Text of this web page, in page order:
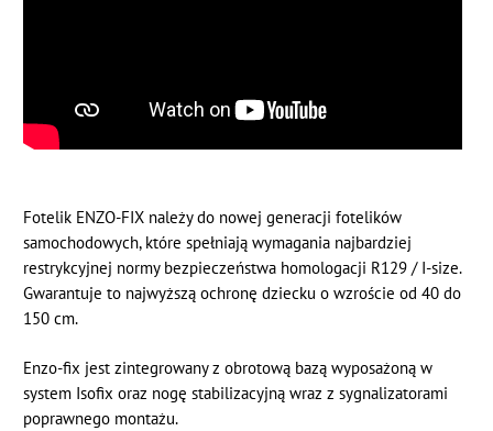
Fotelik ENZO-FIX należy do nowej generacji fotelików
samochodowych, które spełniają wymagania najbardziej
restrykcyjnej normy bezpieczeństwa homologacji R129 / I-size.
Gwarantuje to najwyższą ochronę dziecku o wzroście od 40 do
150 cm.
Enzo-fix jest zintegrowany z obrotową bazą wyposażoną w
system Isofix oraz nogę stabilizacyjną wraz z sygnalizatorami
poprawnego montażu.